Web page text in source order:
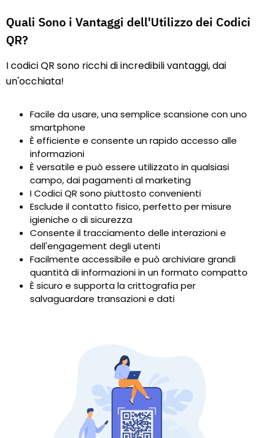
Quali Sono i Vantaggi dell'Utilizzo dei Codici
QR?
I codici QR sono ricchi di incredibili vantaggi, dai
un'occhiata!
Facile da usare, una semplice scansione con uno
smartphone
È efficiente e consente un rapido accesso alle
informazioni
È versatile e può essere utilizzato in qualsiasi
campo, dai pagamenti al marketing
I Codici QR sono piuttosto convenienti
Esclude il contatto fisico, perfetto per misure
igieniche o di sicurezza
Consente il tracciamento delle interazioni e
dell'engagement degli utenti
Facilmente accessibile e può archiviare grandi
quantità di informazioni in un formato compatto
È sicuro e supporta la crittografia per
salvaguardare transazioni e dati